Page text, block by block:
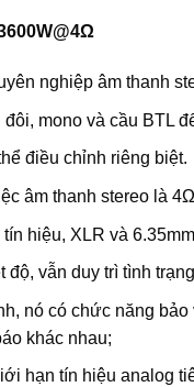
nghiệp âm thanh
mono và cầu BTL
điều chỉnh riêng biệt.
âm thanh stereo là
hiệu, XLR và
độ, vẫn duy trì tình
nó có chức năng
khác nhau;
hạn tín hiệu analog